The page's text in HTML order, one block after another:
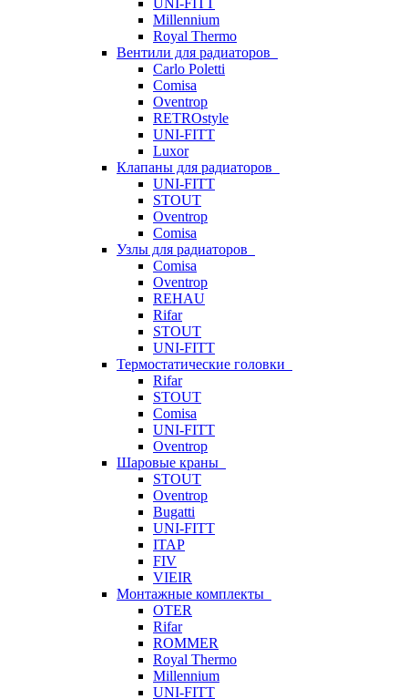
UNI-FITT
Millennium
Royal Thermo
Вентили для радиаторов
Carlo Poletti
Comisa
Oventrop
RETROstyle
UNI-FITT
Luxor
Клапаны для радиаторов
UNI-FITT
STOUT
Oventrop
Comisa
Узлы для радиаторов
Comisa
Oventrop
REHAU
Rifar
STOUT
UNI-FITT
Термостатические головки
Rifar
STOUT
Comisa
UNI-FITT
Oventrop
Шаровые краны
STOUT
Oventrop
Bugatti
UNI-FITT
ITAP
FIV
VIEIR
Монтажные комплекты
OTER
Rifar
ROMMER
Royal Thermo
Millennium
UNI-FITT